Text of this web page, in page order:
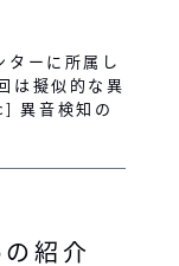
ーに所属し
は擬似的な異
異音検知の
紹介